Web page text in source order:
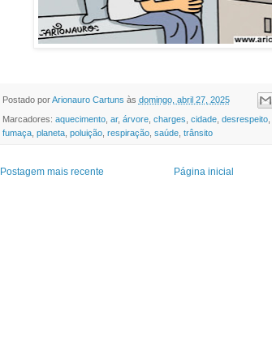
Postado porArionauro Cartuns às domingo, abril 27, 2025
Marcadores: aquecimento, ar, árvore, charges cidade, desrespeito,
fumaça, planeta, poluição, respiração, saúde, trânsito
Postagem mais recente Página inicial